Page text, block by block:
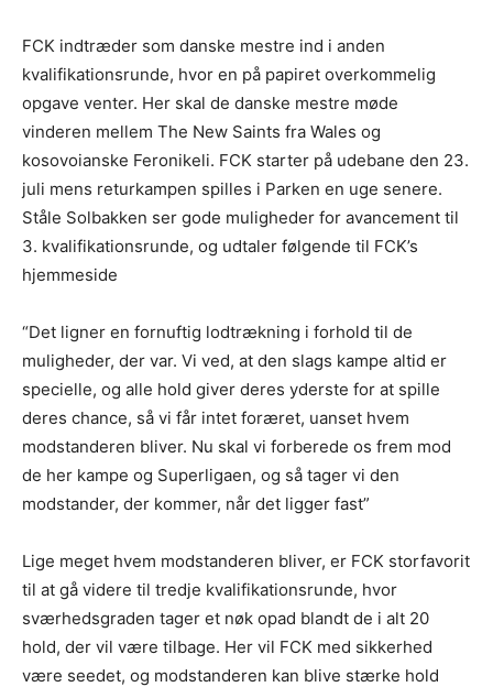
FCK indtræder som danske mestre ind i anden
kvalifikationsrunde, hvor en på papiret overkommelig
opgave venter. Her skal de danske mestre møde
vinderen mellem The New Saints fra Wales og
kosovoianske Feronikeli. FCK starter på udebane den 23.
juli mens returkampen spilles i Parken en uge senere.
Ståle Solbakken ser gode muligheder for avancement til
3. kvalifikationsrunde, og udtaler følgende til FCK’s
hjemmeside
“Det ligner en fornuftig lodtrækning i forhold til de
muligheder, der var. Vi ved, at den slags kampe altid er
specielle, og alle hold giver deres yderste for at spille
deres chance, så vi får intet foræret, uanset hvem
modstanderen bliver. Nu skal vi forberede os frem mod
de her kampe og Superligaen, og så tager vi den
modstander, der kommer, når det ligger fast”
Lige meget hvem modstanderen bliver, er FCK storfavorit
til at gå videre til tredje kvalifikationsrunde, hvor
sværhedsgraden tager et nøk opad blandt de i alt 20
hold, der vil være tilbage. Her vil FCK med sikkerhed
være seedet, og modstanderen kan blive stærke hold